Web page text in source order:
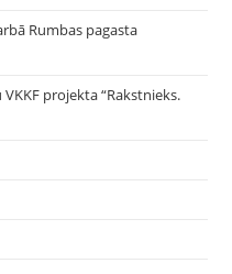
Rumbas pagasta
projekta “Rakstnieks.